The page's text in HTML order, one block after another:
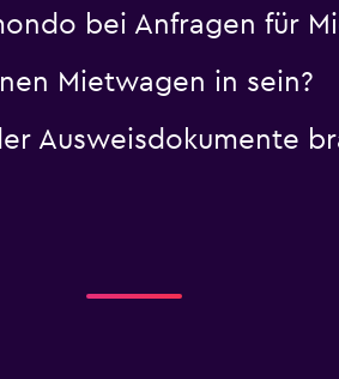
bei Anfragen für
Mietwagen in sein?
Ausweisdokumente